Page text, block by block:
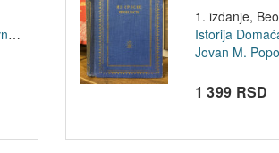
Domaća i jugoslovenska književnost
1. izdanje,
Istorija Domaća
Jovan M.
1 399 RSD